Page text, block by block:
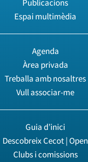
Publicacions
Espai multimèdia
Agenda
Àrea privada
Treballa amb nosaltres
Vull associar-me
Guia d’inici
Descobreix Cecot | Open
Clubs i comissions